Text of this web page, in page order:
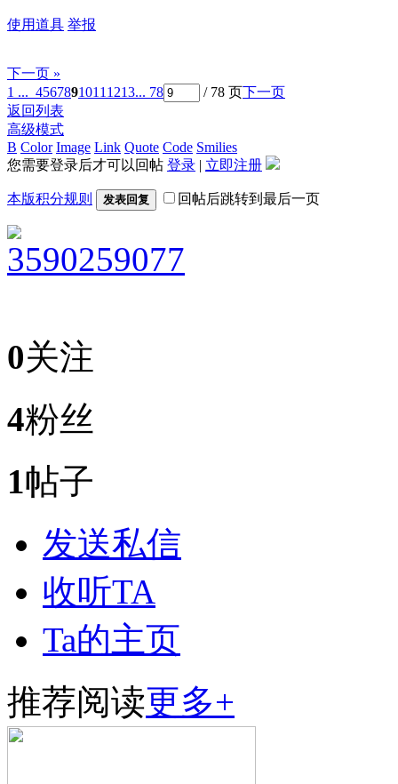
使用道具 举报
下一页 »
1 ... 4567891011 1213... 78 / 78 页下一页
返回列表
高级模式
B Color Image Link Quote Code Smilies
您需要登录后才可以回帖 登录 | 立即注册
本版积分规则 发表回复 回帖后跳转到最后一页
3590259077
0关注
4粉丝
1帖子
发送私信
收听TA
Ta的主页
推荐阅读更多+